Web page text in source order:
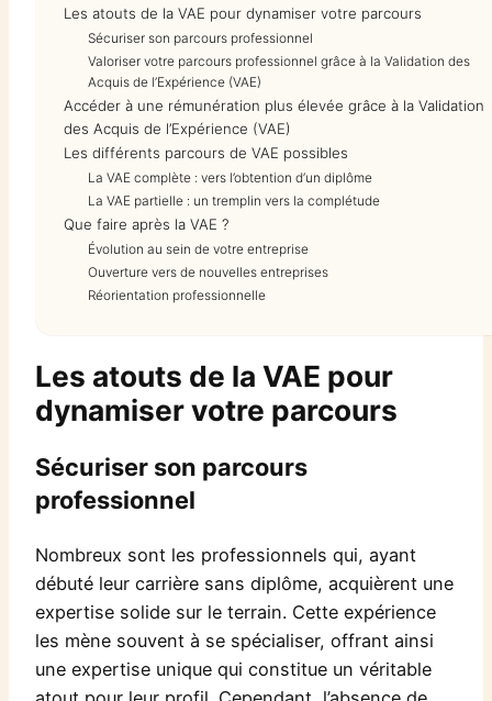
Les atouts de la VAE pour dynamiser votre parcours
Sécuriser son parcours professionnel
Valoriser votre parcours professionnel grâce à la Validation des
Acquis de l’Expérience (VAE)
Accéder à une rémunération plus élevée grâce à la Validation
des Acquis de l’Expérience (VAE)
Les différents parcours de VAE possibles
La VAE complète : vers l’obtention d’un diplôme
La VAE partielle : un tremplin vers la complétude
Que faire après la VAE ?
Évolution au sein de votre entreprise
Ouverture vers de nouvelles entreprises
Réorientation professionnelle
Les atouts de la VAE pour
dynamiser votre parcours
Sécuriser son parcours
professionnel
Nombreux sont les professionnels qui, ayant
débuté leur carrière sans diplôme, acquièrent une
expertise solide sur le terrain. Cette expérience
les mène souvent à se spécialiser, offrant ainsi
une expertise unique qui constitue un véritable